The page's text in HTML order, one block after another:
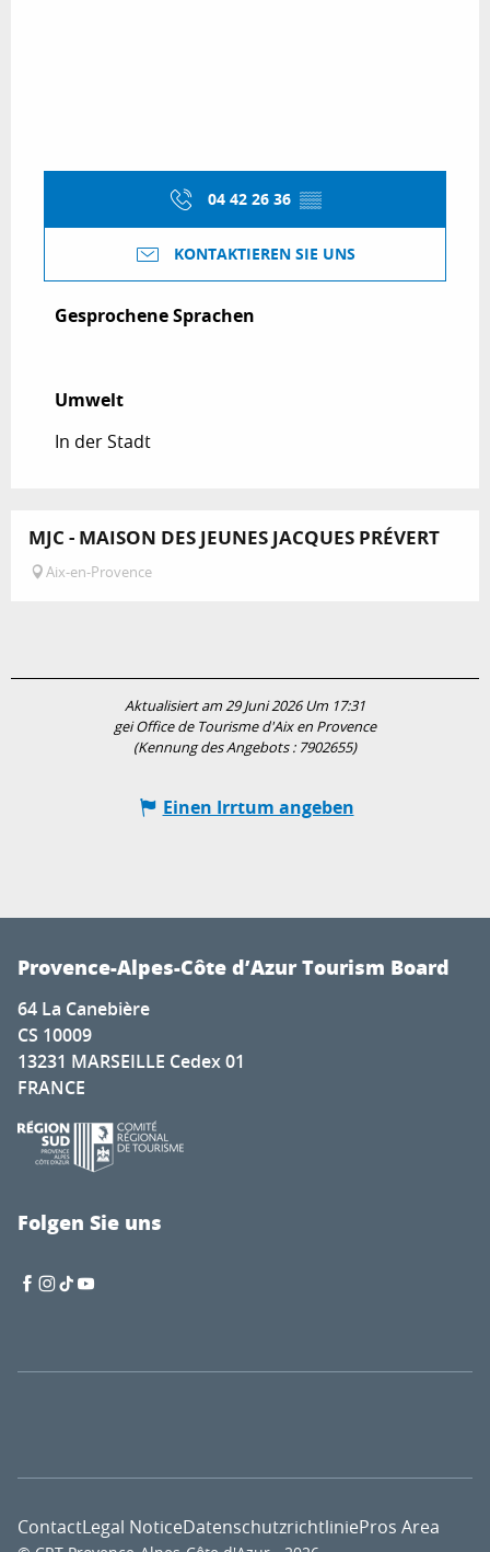
04 42 26 36 ▒▒
KONTAKTIEREN SIE UNS
Gesprochene Sprachen
Gesprochene Sprachen
Umwelt
Umwelt
In der Stadt
MJC - MAISON DES JEUNES JACQUES PRÉVERT
Aix-en-Provence
Aktualisiert am 29 Juni 2026 Um 17:31
gei Office de Tourisme d'Aix en Provence
(Kennung des Angebots : 7902655)
Einen Irrtum angeben
Provence-Alpes-Côte d’Azur Tourism Board
64 La Canebière
CS 10009
13231 MARSEILLE Cedex 01
FRANCE
Folgen Sie uns
ContactLegal NoticeDatenschutzrichtliniePros Area